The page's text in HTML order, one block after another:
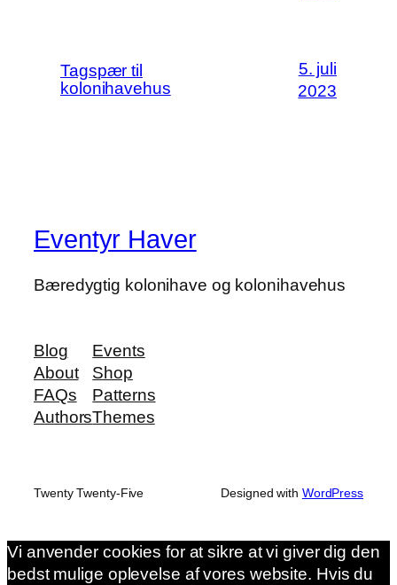
Tagspær til
kolonihavehus
5. juli
2023
Eventyr Haver
Bæredygtig kolonihave og kolonihavehus
Blog
About
FAQs
Authors
Events
Shop
Patterns
Themes
Twenty Twenty-Five Designed with WordPress
Vi anvender cookies for at sikre at vi giver dig den
bedst mulige oplevelse af vores website. Hvis du